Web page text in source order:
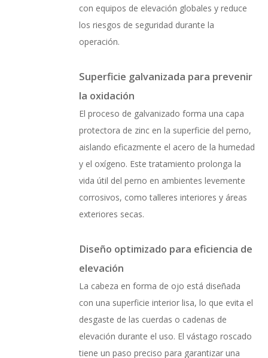
con equipos de elevación globales y reduce
los riesgos de seguridad durante la
operación.
Superficie galvanizada para prevenir
la oxidación
El proceso de galvanizado forma una capa
protectora de zinc en la superficie del perno,
aislando eficazmente el acero de la humedad
y el oxígeno. Este tratamiento prolonga la
vida útil del perno en ambientes levemente
corrosivos, como talleres interiores y áreas
exteriores secas.
Diseño optimizado para eficiencia de
elevación
La cabeza en forma de ojo está diseñada
con una superficie interior lisa, lo que evita el
desgaste de las cuerdas o cadenas de
elevación durante el uso. El vástago roscado
tiene un paso preciso para garantizar una